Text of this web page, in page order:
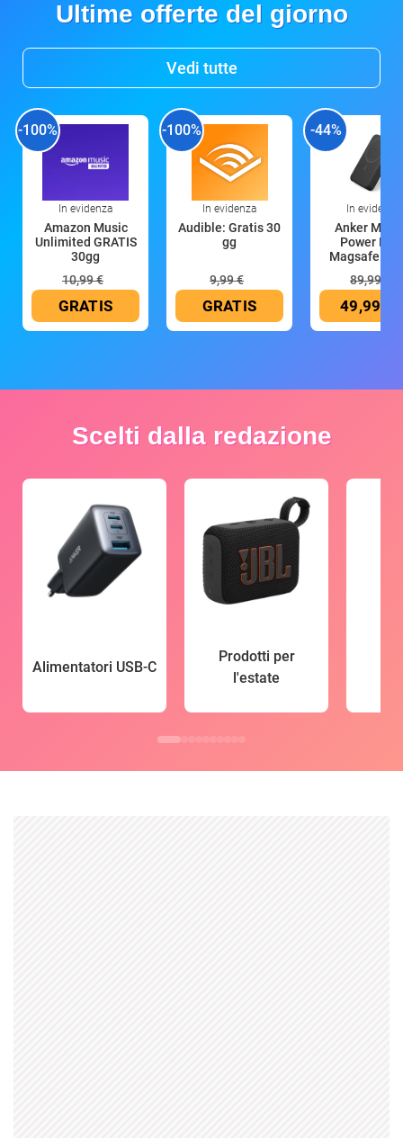
Ultime offerte del giorno
Vedi tutte
-100%
In evidenza
Amazon Music
Unlimited GRATIS
30gg
10,99 €
GRATIS
-100%
In evidenza
Audible: Gratis 30
gg
9,99 €
GRATIS
-44%
In evidenza
Anker
Power
Magsafe
89,99 €
49,99 €
Scelti dalla redazione
Alimentatori USB-C
Prodotti per
l'estate